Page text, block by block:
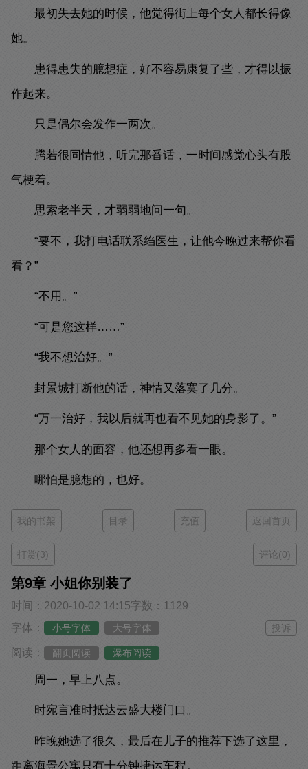
最初失去她的时候，他觉得街上每个女人都长得像
她。
患得患失的臆想症，好不容易康复了些，才得以振
作起来。
只是偶尔会发作一两次。
腾若很同情他，听完那番话，一时间感觉心头有股
气梗着。
思索老半天，才弱弱地问一句。
“要不，我打电话联系绉医生，让他今晚过来帮你看
看？”
“不用。”
“可是您这样……”
“我不想治好。”
封景城打断他的话，神情又落寞了几分。
“万一治好，我以后就再也看不见她的身影了。”
那个女人的面容，他还想再多看一眼。
哪怕是臆想的，也好。
我的书架 目录 充值 返回首页
打赏(3) 评论(0)
第9章 小姐你别装了
时间：2020-10-02 14:15字数：1129
字体：
小号字体 大号字体 投诉
阅读： 翻页阅读 瀑布阅读
周一，早上八点。
时宛言准时抵达云盛大楼门口。
昨晚她选了很久，最后在儿子的推荐下选了这里，
距离海景公寓只有十分钟捷运车程。